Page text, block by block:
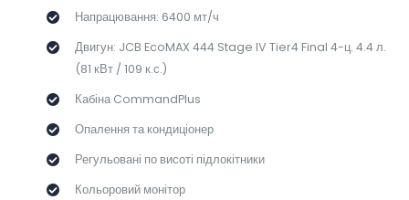
Напрацювання: 6400 мт/ч
Двигун: JCB EcoMAX 444 Stage IV Tier4 Final 4-ц. 4.4 л.
(81 кВт / 109 к.с.)
Кабіна CommandPlus
Опалення та кондиціонер
Регульовані по висоті підлокітники
Кольоровий монітор